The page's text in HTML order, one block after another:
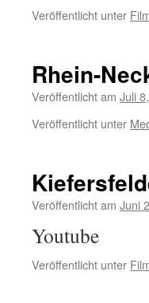
Veröffentlicht unter
Rhein-
Veröffentlicht am Juli
Veröffentlicht unter
Veröffentlicht am Juni
Youtube
Veröffentlicht unter